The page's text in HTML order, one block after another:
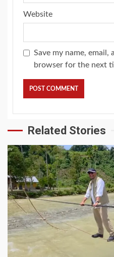
Website
Save my name, email,
browser for the next
Related Stories